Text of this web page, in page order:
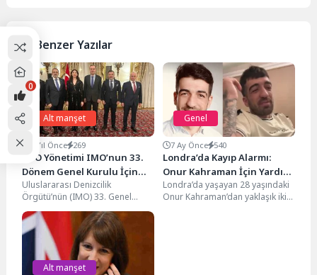
Benzer Yazılar
Alt manşet
3 Yıl Önce 269
DTO Yönetimi IMO’nun 33.
Dönem Genel Kurulu İçin
Londra’daydı
Uluslararası Denizcilik
Örgütü’nün (IMO) 33. Genel
Kurulu kapsamında Londra
Büyükelçiliği’nde Türkiye
Resepsiyonu gerçekleştirildi.
IMO Konseyi...
Genel
7 Ay Önce 540
Londra’da Kayıp Alarmı:
Onur Kahraman İçin Yardım
Çağrısı
Londra’da yaşayan 28 yaşındaki
Onur Kahraman’dan yaklaşık iki
Alt manşet
0